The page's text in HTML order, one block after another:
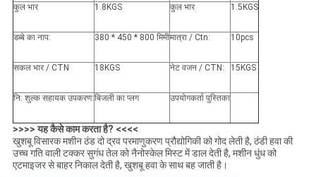
कुल भार 1.8KGS कुल भार 1.5KGS
डब्बे का नाप: 380 * 450 * 800 मिमीमात्रा / Ctn: 10pcs
सकल भार / CTN 18KGS नेट वजन / CTN: 15KGS
नि: शुल्क सहायक उपकरण:बिजली का प्लग उपयोगकर्ता पुस्तिका
>>>> यह कैसे काम करता है? <<<<
खुशबू विसारक मशीन ठंड दो द्रव परमाणुकरण प्रौद्योगिकी को गोद लेती है, ठंडी हवा की
उच्च गति वाली टक्कर सुगंध तेल को नैनोस्केल मिस्ट में डाल देती है, मशीन धुंध को
एटमाइजर से बाहर निकाल देती है, खुशबू हवा के साथ बह जाती है।